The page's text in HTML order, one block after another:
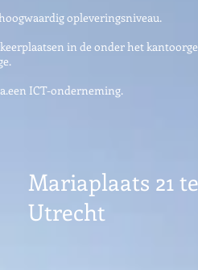
opleveringsniveau.
in de onder het
ICT-onderneming.
Mariaplaats 21 te
Utrecht